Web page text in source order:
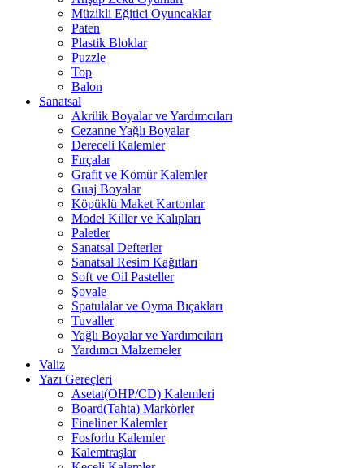
Müzikli Eğitici Oyuncaklar
Paten
Plastik Bloklar
Puzzle
Top
Balon
Sanatsal
Akrilik Boyalar ve Yardımcıları
Cezanne Yağlı Boyalar
Dereceli Kalemler
Fırçalar
Grafit ve Kömür Kalemler
Guaj Boyalar
Köpüklü Maket Kartonlar
Model Killer ve Kalıpları
Paletler
Sanatsal Defterler
Sanatsal Resim Kağıtları
Soft ve Oil Pasteller
Şovale
Spatulalar ve Oyma Bıçakları
Tuvaller
Yağlı Boyalar ve Yardımcıları
Yardımcı Malzemeler
Valiz
Yazı Gereçleri
Asetat(OHP/CD) Kalemleri
Board(Tahta) Markörler
Fineliner Kalemler
Fosforlu Kalemler
Kalemtraşlar